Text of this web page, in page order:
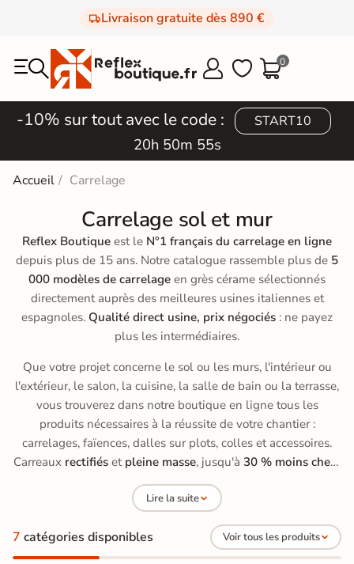
Livraison gratuite dès 890 €
  0
-10% sur tout avec le code : START10
20h 50m 53s
Accueil Carrelage
Carrelage sol et mur
Reflex Boutique est le N°1 français du carrelage en ligne
depuis plus de 15 ans. Notre catalogue rassemble plus de 5
000 modèles de carrelage en grès cérame sélectionnés
directement auprès des meilleures usines italiennes et
espagnoles. Qualité direct usine, prix négociés : ne payez
plus les intermédiaires.
Que votre projet concerne le sol ou les murs, l'intérieur ou
l'extérieur, le salon, la cuisine, la salle de bain ou la terrasse,
vous trouverez dans notre boutique en ligne tous les
produits nécessaires à la réussite de votre chantier :
carrelages, faïences, dalles sur plots, colles et accessoires.
Carreaux rectifiés et pleine masse, jusqu'à 30 % moins chers
qu'en grande surface de bricolage, avec des prix allant de
à 70 €/m².
Lire la suite
7 catégories disponibles Voir tous les produits